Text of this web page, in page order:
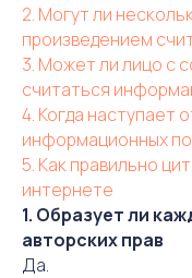
2. Могут ли
произведением
3. Может ли лицо с
считаться
4. Когда наступает
информационных
5. Как правильно
интернете
1. Образует ли
авторских прав
Да.